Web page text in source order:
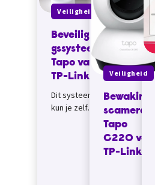
Veiligheid
Beveiligin
gssysteem
Tapo van
TP-Link
Dit systeem
kun je zelf
Veiligheid
Bewaking
scamera
Tapo
C220 van
TP-Link